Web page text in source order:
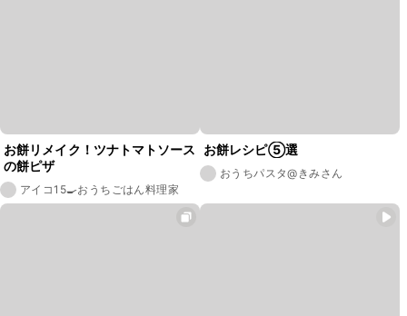
お餅リメイク！ツナトマトソース
の餅ピザ
アイコ15🍳おうちごはん料理家
お餅レシピ⑤選
おうちパスタ@きみさん